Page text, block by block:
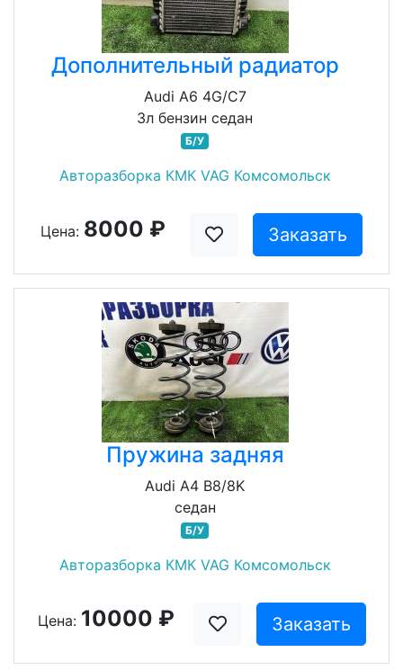
Дополнительный радиатор
Audi A6 4G/C7
3л бензин седан
Б/У
Авторазборка КМК VAG Комсомольск
Цена: 8000 ₽ Заказать
Пружина задняя
Audi A4 B8/8K
седан
Б/У
Авторазборка КМК VAG Комсомольск
Цена: 10000 ₽ Заказать